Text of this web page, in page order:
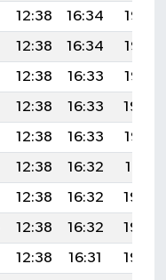
12:38 16:34
19:56
12:38 16:34
19:55
12:38 16:33
19:55
12:38 16:33
19:54
12:38 16:33
19:53
12:38 16:32
19:51
12:38 16:32
19:50
12:38 16:32
19:49
12:38 16:31
19:48